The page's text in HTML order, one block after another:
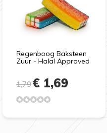
Regenboog Baksteen
Zuur - Halal Approved
1,79€ 1,69